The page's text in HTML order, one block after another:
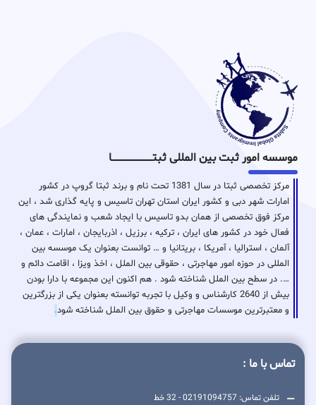
موسسه امور ثبت بین المللی ثبتـــــــــــــــــــــــــــــا
مرکز تخصصی ثبتا در سال 1381 تحت نام و برند ثبتا گروپ در کشور
امارات شهر دبی و کشور ایران استان تهران تاسیس و پایه گذاری شد ، این
مرکز فوق تخصصی از همان بدو تاسیس با ایجاد شعب و نمایندگی های
فعال خود در کشور های ایران ، ترکیه ، برزیل ، اذربایجان ، امارات ، عمان ،
آلمان ، استرالیا ، آمریکا ، بریتانیا و … توانست بعنوان یک موسسه بین
المللی در حوزه امور مهاجرتی ، حقوقی بین الملل ، اخذ ویزا ، اقامت دائم و
…. در سطح بین الملل شناخته شود . هم اکنون این مجموعه با دارا بودن
بیش از 2640 کارشناس و وکیل با تجربه توانسته بعنوان یکی از بزرگترین
و معتبرترین موسسات مهاجرتی و حقوق بین الملل شناخته شود.
تماس با ما :
تلفن تماس: 02191094757 - 32 خط